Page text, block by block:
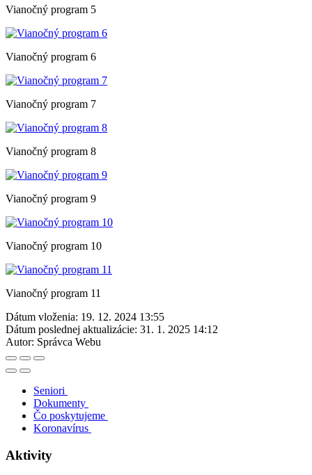
Vianočný program 5
Vianočný program 6
Vianočný program 7
Vianočný program 8
Vianočný program 9
Vianočný program 10
Vianočný program 11
Dátum vloženia: 19. 12. 2024 13:55
Dátum poslednej aktualizácie: 31. 1. 2025 14:12
Autor: Správca Webu
Seniori
Dokumenty
Čo poskytujeme
Koronavírus
Aktivity